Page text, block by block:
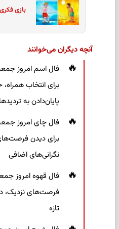
بازی
آنچه دیگران می‌خوانند
برای انتخاب
پایان‌دادن به تردیدها
برای دیدن
نگرانی‌های اضافی
فرصت‌های نزدیک،
تازه